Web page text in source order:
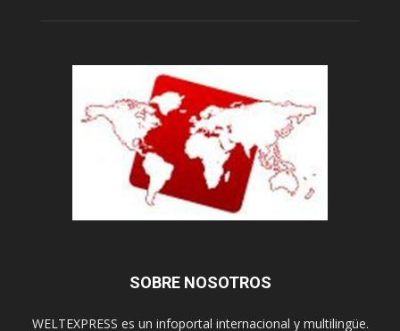
SOBRE NOSOTROS
WELTEXPRESS es un infoportal internacional y multilingüe.